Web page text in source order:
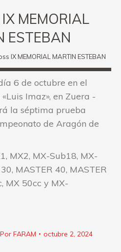
MEMORIAL
ESTEBAN
IX MEMORIAL MARTIN ESTEBAN
6 de octubre en el
Imaz», en Zuera -
la séptima prueba
de Aragón de
MX2, MX-Sub18, MX-
MASTER 40, MASTER
MX 50cc y MX-
Por FARAM octubre 2, 2024